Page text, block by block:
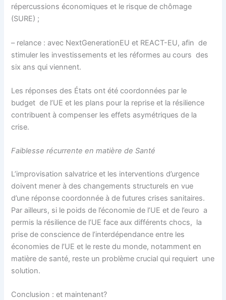
répercussions économiques et le risque de chômage
(SURE) ;
– relance : avec NextGenerationEU et REACT-EU, afin de
stimuler les investissements et les réformes au cours des
six ans qui viennent.
Les réponses des États ont été coordonnées par le
budget de l’UE et les plans pour la reprise et la résilience
contribuent à compenser les effets asymétriques de la
crise.
Faiblesse récurrente en matière de Santé
L’improvisation salvatrice et les interventions d’urgence
doivent mener à des changements structurels en vue
d’une réponse coordonnée à de futures crises sanitaires.
Par ailleurs, si le poids de l’économie de l’UE et de l’euro a
permis la résilience de l’UE face aux différents chocs, la
prise de conscience de l’interdépendance entre les
économies de l’UE et le reste du monde, notamment en
matière de santé, reste un problème crucial qui requiert une
solution.
Conclusion : et maintenant?